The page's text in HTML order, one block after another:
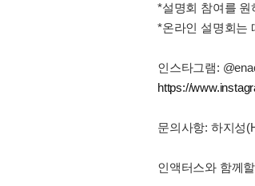
*설명회 참여를 원
*온라인 설명회는
인스타그램:
https://
문의사항: 하지성
인액터스와 함께